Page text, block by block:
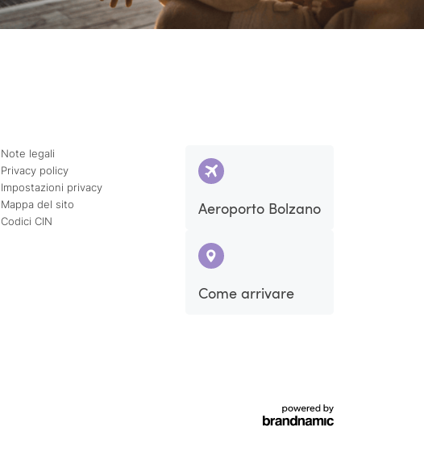
Note legali
Privacy policy
Impostazioni privacy
Mappa del sito
Codici CIN
Aeroporto Bolzano
Come arrivare